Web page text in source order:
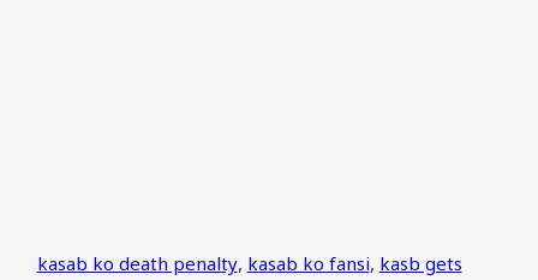
kasab ko death penalty,kasab ko fansi,kasb gets